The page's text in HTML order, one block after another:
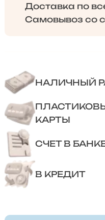
Доставка по
Самовывоз со
НАЛИЧНЫЙ
КАРТЫ
СЧЕТ В
В КРЕДИТ